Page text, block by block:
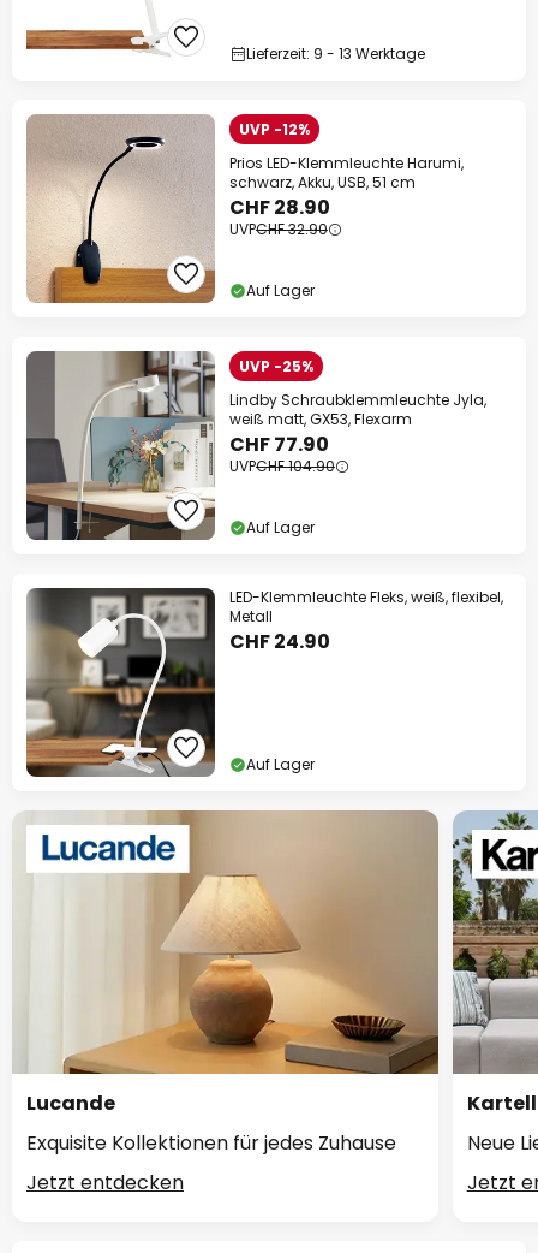
Lieferzeit: 9 - 13 Werktage
UVP -12%
Prios LED-Klemmleuchte Harumi,
schwarz, Akku, USB, 51 cm
CHF 28.90
UVPCHF 32.90
Auf Lager
UVP -25%
Lindby Schraubklemmleuchte Jyla,
weiß matt, GX53, Flexarm
CHF 77.90
UVPCHF 104.90
Auf Lager
LED-Klemmleuchte Fleks, weiß, flexibel,
Metall
CHF 24.90
Auf Lager
Lucande
Exquisite Kollektionen für jedes Zuhause
Jetzt entdecken
Kartell
Neue
Jetzt